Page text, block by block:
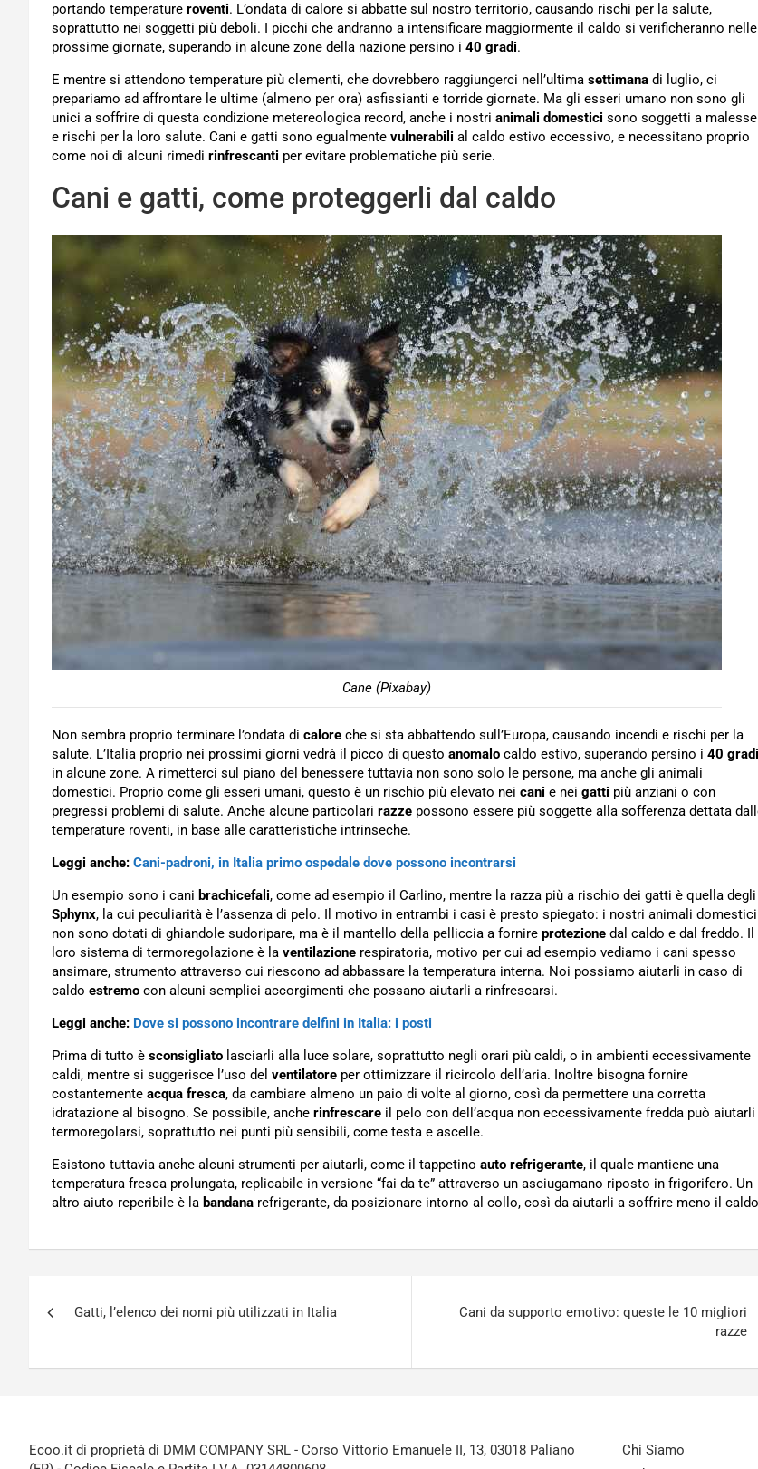
portando temperature roventi. L’ondata di calore si abbatte sul nostro territorio, causando rischi per la salute,
soprattutto nei soggetti più deboli. I picchi che andranno a intensificare maggiormente il caldo si verificheranno nelle
prossime giornate, superando in alcune zone della nazione persino i 40 gradi.
E mentre si attendono temperature più clementi, che dovrebbero raggiungerci nell’ultima settimana di luglio, ci
prepariamo ad affrontare le ultime (almeno per ora) asfissianti e torride giornate. Ma gli esseri umano non sono gli
unici a soffrire di questa condizione metereologica record, anche i nostri animali domestici sono soggetti a
e rischi per la loro salute. Cani e gatti sono egualmente vulnerabili al caldo estivo eccessivo, e necessitano proprio
come noi di alcuni rimedi rinfrescanti per evitare problematiche più serie.
Cani e gatti, come proteggerli dal caldo
Cane (Pixabay)
Non sembra proprio terminare l’ondata di calore che si sta abbattendo sull’Europa, causando incendi e rischi per la
salute. L’Italia proprio nei prossimi giorni vedrà il picco di questo anomalo caldo estivo, superando persino i 40 gradi
in alcune zone. A rimetterci sul piano del benessere tuttavia non sono solo le persone, ma anche gli animali
domestici. Proprio come gli esseri umani, questo è un rischio più elevato nei cani e nei gatti più anziani o con
pregressi problemi di salute. Anche alcune particolari razze possono essere più soggette alla sofferenza dettata
temperature roventi, in base alle caratteristiche intrinseche.
Leggi anche: Cani-padroni, in Italia primo ospedale dove possono incontrarsi
Un esempio sono i cani brachicefali, come ad esempio il Carlino, mentre la razza più a rischio dei gatti è quella degli
Sphynx, la cui peculiarità è l’assenza di pelo. Il motivo in entrambi i casi è presto spiegato: i nostri animali domestici
non sono dotati di ghiandole sudoripare, ma è il mantello della pelliccia a fornire protezione dal caldo e dal freddo. Il
loro sistema di termoregolazione è la ventilazione respiratoria, motivo per cui ad esempio vediamo i cani spesso
ansimare, strumento attraverso cui riescono ad abbassare la temperatura interna. Noi possiamo aiutarli in caso di
caldo estremo con alcuni semplici accorgimenti che possano aiutarli a rinfrescarsi.
Leggi anche: Dove si possono incontrare delfini in Italia: i posti
Prima di tutto è sconsigliato lasciarli alla luce solare, soprattutto negli orari più caldi, o in ambienti eccessivamente
caldi, mentre si suggerisce l’uso del ventilatore per ottimizzare il ricircolo dell’aria. Inoltre bisogna fornire
costantemente acqua fresca, da cambiare almeno un paio di volte al giorno, così da permettere una corretta
idratazione al bisogno. Se possibile, anche rinfrescare il pelo con dell’acqua non eccessivamente fredda può aiutarli
termoregolarsi, soprattutto nei punti più sensibili, come testa e ascelle.
Esistono tuttavia anche alcuni strumenti per aiutarli, come il tappetino auto refrigerante, il quale mantiene una
temperatura fresca prolungata, replicabile in versione “fai da te” attraverso un asciugamano riposto in frigorifero. Un
altro aiuto reperibile è la bandana refrigerante, da posizionare intorno al collo, così da aiutarli a soffrire meno il
articoli
Gatti, l’elenco dei nomi più utilizzati in Italia
Cani da supporto emotivo: queste le 10 migliori
razze
Ecoo.it di proprietà di DMM COMPANY SRL - Corso Vittorio Emanuele II, 13, 03018 Paliano
Chi Siamo